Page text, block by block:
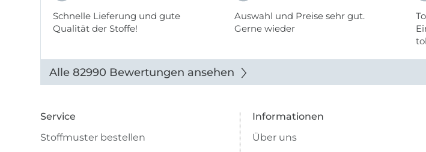
Schnelle Lieferung und gute
Qualität der Stoffe!
Auswahl und Preise sehr gut.
Gerne wieder
Alle 82990 Bewertungen ansehen
Service
Stoffmuster bestellen
Informationen
Über uns